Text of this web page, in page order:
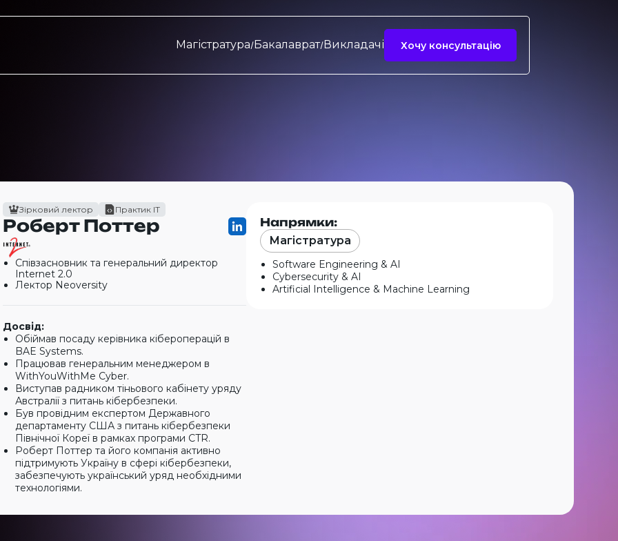
Магістратура Бакалаврат Викладачі Хочу консультацію
Зірковий лектор Практик ІТ
Роберт Поттер
Співзасновник та генеральний директор
Internet 2.0
Лектор Neoversity
Досвід:
Обіймав посаду керівника кібероперацій в
BAE Systems.
Працював генеральним менеджером в
WithYouWithMe Cyber.
Виступав радником тіньового кабінету уряду
Австралії з питань кібербезпеки.
Був провідним експертом Державного
департаменту США з питань кібербезпеки
Північної Кореї в рамках програми CTR.
Роберт Поттер та його компанія активно
підтримують Україну в сфері кібербезпеки,
забезпечують український уряд необхідними
технологіями.
Напрямки:
Магістратура
Software Engineering & AI
Cybersecurity & AI
Artificial Intelligence & Machine Learning